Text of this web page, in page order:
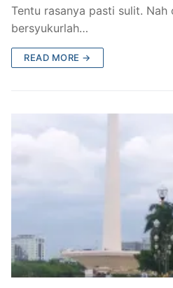
Tentu rasanya pasti sulit. Nah
bersyukurlah…
READ MORE →